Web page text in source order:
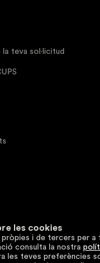
teva sol·licitud
les cookies
i de tercers per a
consulta la nostra
les teves preferències